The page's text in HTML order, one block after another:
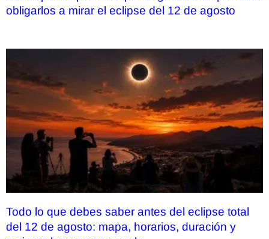
obligarlos a mirar el eclipse del 12 de agosto
Todo lo que debes saber antes del eclipse total
del 12 de agosto: mapa, horarios, duración y